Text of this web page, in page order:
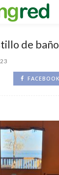
de
FACEBOOK